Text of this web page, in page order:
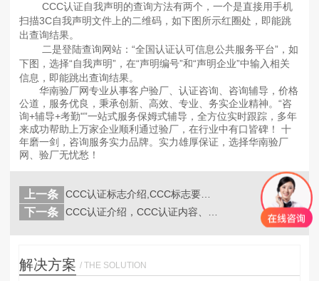
CCC认证自我声明的查询方法有两个，一个是直接用手机
扫描3C自我声明文件上的二维码，如下图所示红圈处，即能跳
出查询结果。
二是登陆查询网站：“全国认证认可信息公共服务平台”，如
下图，选择“自我声明”，在“声明编号”和“声明企业”中输入相关
信息，即能跳出查询结果。
华南验厂网专业从事客户验厂、认证咨询、咨询辅导，价格
公道，服务优良，秉承创新、高效、专业、务实企业精神。“咨
询+辅导+考勤"”一站式服务保姆式辅导，全方位实时跟踪，多年
来成功帮助上万家企业顺利通过验厂，在行业中有口皆碑！ 十
年磨一剑，咨询服务实力品牌。实力雄厚保证，选择华南验厂
网、验厂无忧愁！
返回
列表
上一条
下一条
解决方案 / THE SOLUTION